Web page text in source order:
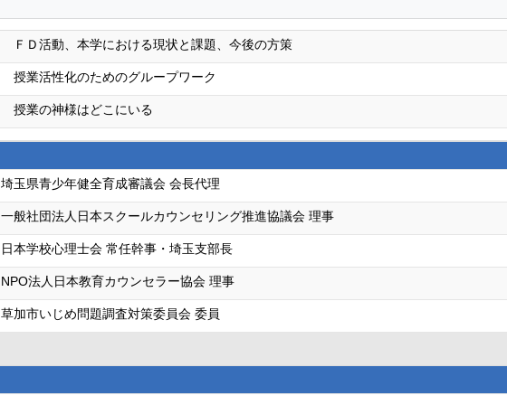
ＦＤ活動、本学における現状と課題、今後の方策
授業活性化のためのグループワーク
授業の神様はどこにいる
埼玉県青少年健全育成審議会 会長代理
一般社団法人日本スクールカウンセリング推進協議会 理事
日本学校心理士会 常任幹事・埼玉支部長
NPO法人日本教育カウンセラー協会 理事
草加市いじめ問題調査対策委員会 委員